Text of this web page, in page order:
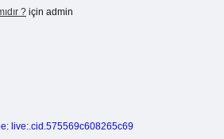
? için admin
live:.cid.575569c608265c69